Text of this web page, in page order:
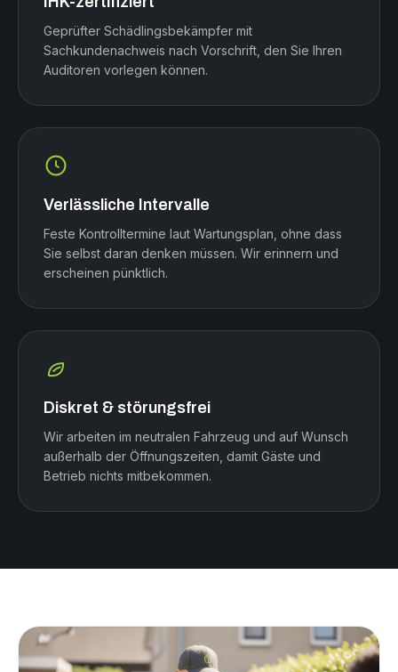
Geprüfter Schädlingsbekämpfer mit
Sachkundenachweis nach Vorschrift, den Sie Ihren
Auditoren vorlegen können.
Verlässliche Intervalle
Feste Kontrolltermine laut Wartungsplan, ohne dass
Sie selbst daran denken müssen. Wir erinnern und
erscheinen pünktlich.
Diskret & störungsfrei
Wir arbeiten im neutralen Fahrzeug und auf Wunsch
außerhalb der Öffnungszeiten, damit Gäste und
Betrieb nichts mitbekommen.